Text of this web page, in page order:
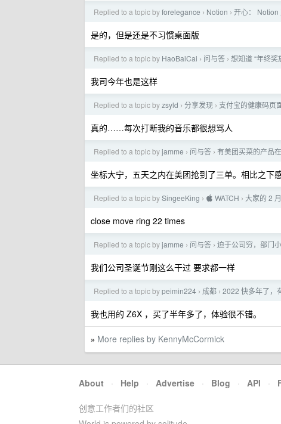
Replied to a topic byforelegance › Notion › 开心： Notion
是的，但是还是不习惯桌面版
Replied to a topic by HaoBaiCai › 问与答 › 想知道 “年终奖
我司今年也是这样
Replied to a topic byzsyld › 分享发现 › 支付宝的健康码页
真的……每次打断我的音乐都很想骂人
Replied to a topic byjamme › 问与答 › 有美团买菜的产品
坐标大宁，五天之内在美团抢到了三单。相比之下
Replied to a topic bySingeeKing ›  WATCH › 大家的 2
close move ring 22 times
Replied to a topic byjamme › 问与答 › 迫于公司穷，部门
我们公司圣诞节刚这么干过 要求都一样
Replied to a topic bypeimin224 › 成都 › 2022 快多年了，
我也用的 Z6X ，买了半年多了，体验很不错。
» More replies by KennyMcCormick
About · Help · Advertise · Blog · API ·
创意工作者们的社区